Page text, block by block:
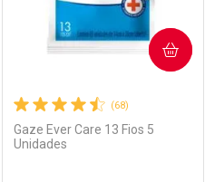
(68)
Gaze Ever Care 13 Fios 5
Unidades
COMPRAR